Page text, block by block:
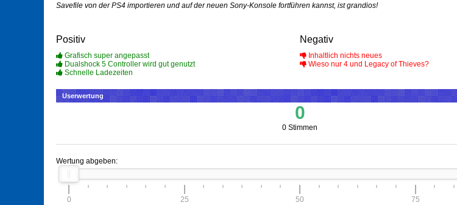
Savefile von der PS4 importieren und auf der neuen Sony-Konsole fortführen kannst, ist grandios!
Positiv
Grafisch super angepasst
Dualshock 5 Controller wird gut genutzt
Schnelle Ladezeiten
Negativ
Inhaltlich nichts neues
Wieso nur 4 und Legacy of Thieves?
Userwertung
0
0 Stimmen
Wertung abgeben:
0 25 50 75